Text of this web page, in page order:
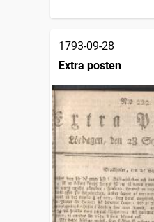
1793-09-28
Extra posten